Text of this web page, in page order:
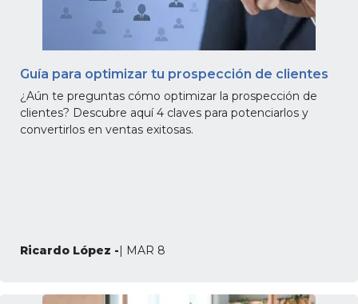
Guía para optimizar tu prospección de clientes
¿Aún te preguntas cómo optimizar la prospección de
clientes? Descubre aquí 4 claves para potenciarlos y
convertirlos en ventas exitosas.
Ricardo López -| MAR 8